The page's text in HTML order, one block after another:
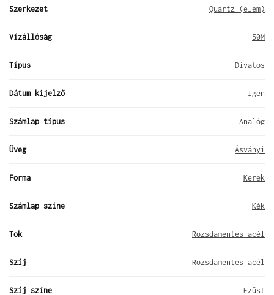
Szerkezet Quartz (elem)
Vízállóság 50M
Típus Divatos
Dátum kijelző Igen
Számlap típus Analóg
Üveg Ásványi
Forma Kerek
Számlap színe Kék
Tok Rozsdamentes acél
Szíj Rozsdamentes acél
Szíj színe Ezüst